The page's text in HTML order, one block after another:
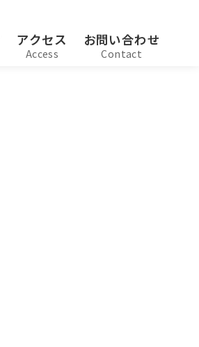
アクセス
Access
お問い合わせ
Contact